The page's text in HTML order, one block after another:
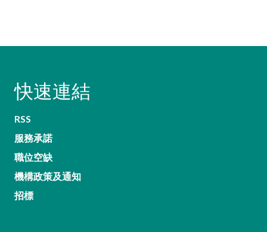
快速連結
RSS
服務承諾
職位空缺
機構政策及通知
招標